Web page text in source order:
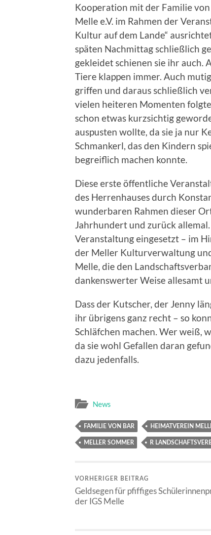
Kooperation mit der Familie
Melle e.V. im Rahmen der
Kultur auf dem Lande“
späten Nachmittag schließlich
gekleidet schienen sie ihr auch.
Tiere klappen immer. Auch
griffen und daraus schließlich
vielen heiteren Momenten
schon etwas kurzsichtig
auspusten wollte, da sie ja nur
Schmankerl, das den Kindern
begreiflich machen konnte.
Diese erste öffentliche
des Herrenhauses durch
wunderbaren Rahmen dieser
Jahrhundert und zurück
Veranstaltung eingesetzt – im
der Meller Kulturverwaltung
Melle, die den
dankenswerter Weise allesamt
Dass der Kutscher, der Jenny
ihr übrigens ganz recht – so
Schläfchen machen. Wer weiß,
da sie wohl Gefallen daran
dazu jedenfalls.
News
FAMILIE VON BAR HEIMATVEREIN
MELLER SOMMER R
VORHERIGER BEITRAG
Geldsegen für pfiffiges
der IGS Melle